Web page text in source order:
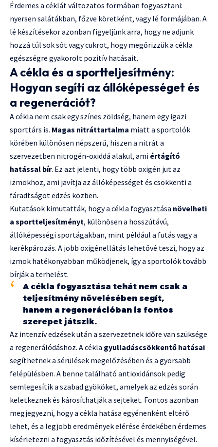
Érdemes a céklát változatos formában fogyasztani:
nyersen salátákban, főzve köretként, vagy lé formájában. A
lé készítésekor azonban figyeljünk arra, hogy ne adjunk
hozzá túl sok sót vagy cukrot, hogy megőrizzük a cékla
egészségre gyakorolt pozitív hatásait.
A cékla és a sportteljesítmény:
Hogyan segíti az állóképességet és
a regenerációt?
A cékla nem csak egy színes zöldség, hanem egy igazi
sporttárs is. Magas nitráttartalma miatt a sportolók
körében különösen népszerű, hiszen a nitrát a
szervezetben nitrogén-oxiddá alakul, ami értágító
hatással bír. Ez azt jelenti, hogy több oxigén jut az
izmokhoz, ami javítja az állóképességet és csökkenti a
fáradtságot edzés közben.
Kutatások kimutatták, hogy a cékla fogyasztása növelheti
a sportteljesítményt, különösen a hosszútávú,
állóképességi sportágakban, mint például a futás vagy a
kerékpározás. A jobb oxigénellátás lehetővé teszi, hogy az
izmok hatékonyabban működjenek, így a sportolók tovább
bírják a terhelést.
A cékla fogyasztása tehát nem csak a
teljesítmény növelésében segít,
hanem a regenerációban is fontos
szerepet játszik.
Az intenzív edzések után a szervezetnek időre van szüksége
a regenerálódáshoz. A cékla gyulladáscsökkentő hatásai
segíthetnek a sérülések megelőzésében és a gyorsabb
felépülésben. A benne található antioxidánsok pedig
semlegesítik a szabad gyököket, amelyek az edzés során
keletkeznek és károsíthatják a sejteket. Fontos azonban
megjegyezni, hogy a cékla hatása egyénenként eltérő
lehet, és a legjobb eredmények elérése érdekében érdemes
kísérletezni a fogyasztás időzítésével és mennyiségével.